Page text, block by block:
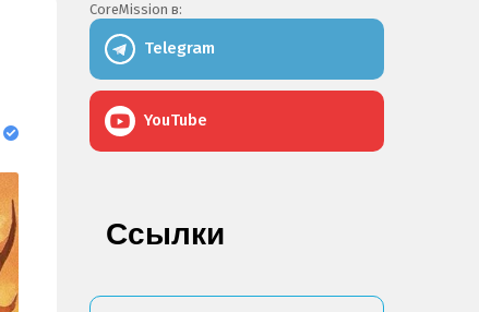
CoreMission в:
Telegram
YouTube
Ссылки